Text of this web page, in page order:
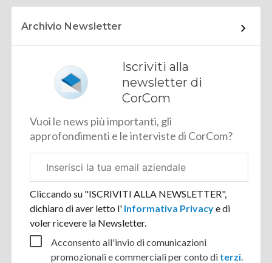
Archivio Newsletter
Iscriviti alla
newsletter di
CorCom
Vuoi le news più importanti, gli
approfondimenti e le interviste di CorCom?
aziendale
Cliccando su "ISCRIVITI ALLA NEWSLETTER",
dichiaro di aver letto l' Informativa Privacye di
voler ricevere la Newsletter.
Acconsento all'invio di comunicazioni
promozionali e commerciali per conto di terzi